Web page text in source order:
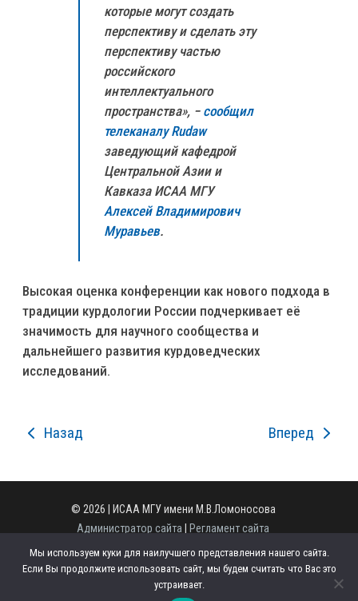
которые могут создать
перспективу и сделать эту
перспективу частью
российского
интеллектуального
пространства», − сообщил
телеканалу Rudaw
заведующий кафедрой
Центральной Азии и
Кавказа ИСАА МГУ
Алексей Владимирович
Муравьев.
Высокая оценка конференции как нового подхода в
традиции курдологии России подчеркивает её
значимость для научного сообщества и
дальнейшего развития курдоведческих
исследований.
Назад Вперед
© 2026 | ИСАА МГУ имени М.В.Ломоносова
Администратор сайта | Регламент сайта
125009, г. Москва, ул. Моховая, д. 11, стр. 1.
Телефон: +7 (495) 629-43-49
office.iaas@org.msu.ru
Мы используем куки для наилучшего представления нашего сайта.
Если Вы продолжите использовать сайт, мы будем считать что Вас это
устраивает.